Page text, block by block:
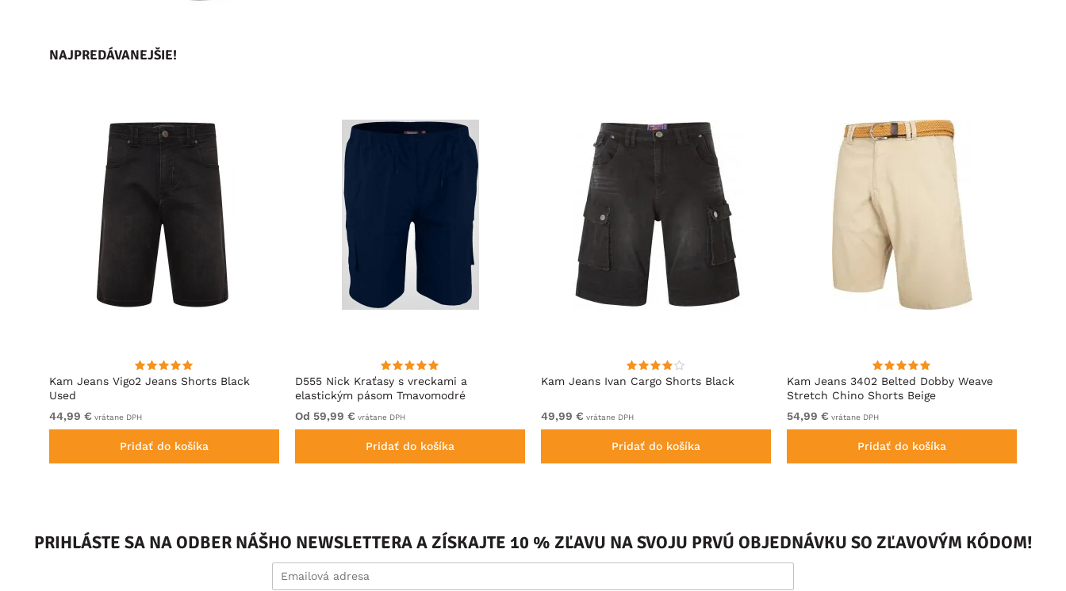
NAJPREDÁVANEJŠIE!
Kam Jeans Vigo2 Jeans Shorts Black
Used
44,99 € vrátane DPH
Pridať do košíka
D555 Nick Kraťasy s vreckami a
elastickým pásom Tmavomodré
Od 59,99 € vrátane DPH
Pridať do košíka
Kam Jeans Ivan Cargo Shorts Black
49,99 € vrátane DPH
Pridať do košíka
Kam Jeans 3402 Belted Dobby Weave
Stretch Chino Shorts Beige
54,99 € vrátane DPH
Pridať do košíka
PRIHLÁSTE SA NA ODBER NÁŠHO NEWSLETTERA A ZÍSKAJTE 10 % ZĽAVU NA SVOJU PRVÚ OBJEDNÁVKU SO ZĽAVOVÝM KÓDOM!